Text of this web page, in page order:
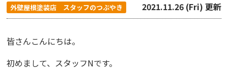
外壁屋根塗装店 スタッフのつぶやき 2021.11.26 (Fri) 更新
皆さんこんにちは。
初めまして、スタッフNです。